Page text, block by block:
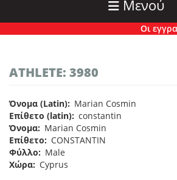
Μενού
Οι
ATHLETE: 3980
Όνομα (Latin)
Marian Cosmin
Επίθετο (latin) constantin
Όνομα
Marian Cosmin
Επίθετο
CONSTANTIN
Φύλλο
Male
Χώρα
Cyprus